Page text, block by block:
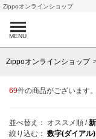
Zippoオンラインショップ
MENU
Zippoオンラインショップ
69件の商品がございます。
並べ替え： オススメ順 /
絞り込む： 数字(ダイアル